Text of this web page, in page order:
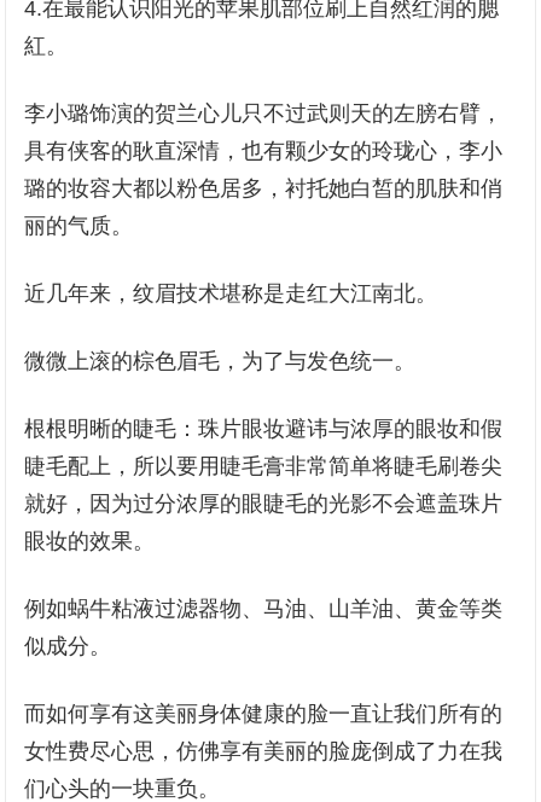
4.在最能认识阳光的苹果肌部位刷上自然红润的腮
紅。
李小璐饰演的贺兰心儿只不过武则天的左膀右臂，
具有侠客的耿直深情，也有颗少女的玲珑心，李小
璐的妆容大都以粉色居多，衬托她白皙的肌肤和俏
丽的气质。
近几年来，纹眉技术堪称是走红大江南北。
微微上滚的棕色眉毛，为了与发色统一。
根根明晰的睫毛：珠片眼妆避讳与浓厚的眼妆和假
睫毛配上，所以要用睫毛膏非常简单将睫毛刷卷尖
就好，因为过分浓厚的眼睫毛的光影不会遮盖珠片
眼妆的效果。
例如蜗牛粘液过滤器物、马油、山羊油、黄金等类
似成分。
而如何享有这美丽身体健康的脸一直让我们所有的
女性费尽心思，仿佛享有美丽的脸庞倒成了力在我
们心头的一块重负。